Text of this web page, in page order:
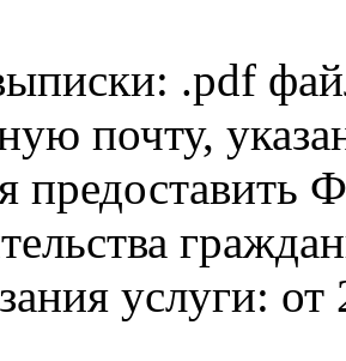
.pdf
почту,
услуги: от